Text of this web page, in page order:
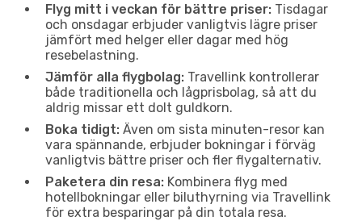
Flyg mitt i veckan för bättre priser: Tisdagar
och onsdagar erbjuder vanligtvis lägre priser
jämfört med helger eller dagar med hög
resebelastning.
Jämför alla flygbolag: Travellink kontrollerar
både traditionella och lågprisbolag, så att du
aldrig missar ett dolt guldkorn.
Boka tidigt: Även om sista minuten-resor kan
vara spännande, erbjuder bokningar i förväg
vanligtvis bättre priser och fler flygalternativ.
Paketera din resa: Kombinera flyg med
hotellbokningar eller biluthyrning via Travellink
för extra besparingar på din totala resa.